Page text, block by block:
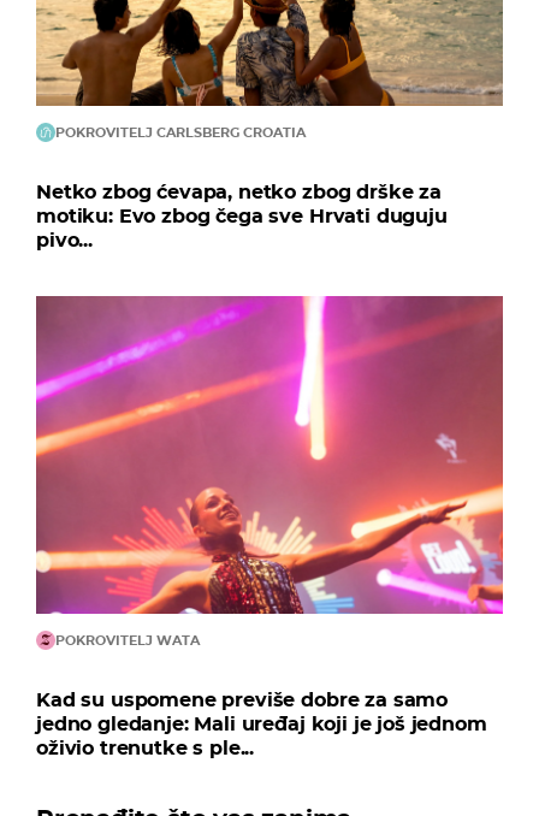
POKROVITELJ CARLSBERG CROATIA
Netko zbog ćevapa, netko zbog drške za
motiku: Evo zbog čega sve Hrvati duguju
pivo...
POKROVITELJ WATA
Kad su uspomene previše dobre za samo
jedno gledanje: Mali uređaj koji je još jednom
oživio trenutke s ple...